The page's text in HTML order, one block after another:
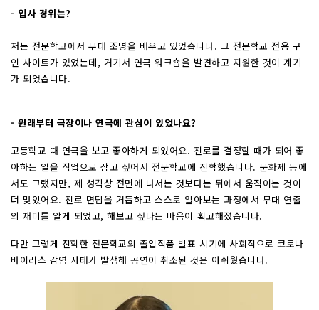
- 입사 경위는?
저는 전문학교에서 무대 조명을 배우고 있었습니다. 그 전문학교 전용 구
인 사이트가 있었는데, 거기서 연극 워크숍을 발견하고 지원한 것이 계기
가 되었습니다.
- 원래부터 극장이나 연극에 관심이 있었나요?
고등학교 때 연극을 보고 좋아하게 되었어요. 진로를 결정할 때가 되어 좋
아하는 일을 직업으로 삼고 싶어서 전문학교에 진학했습니다. 문화제 등에
서도 그랬지만, 제 성격상 전면에 나서는 것보다는 뒤에서 움직이는 것이
더 맞았어요. 진로 면담을 거듭하고 스스로 알아보는 과정에서 무대 연출
의 재미를 알게 되었고, 해보고 싶다는 마음이 확고해졌습니다.
다만 그렇게 진학한 전문학교의 졸업작품 발표 시기에 사회적으로 코로나
바이러스 감염 사태가 발생해 공연이 취소된 것은 아쉬웠습니다.